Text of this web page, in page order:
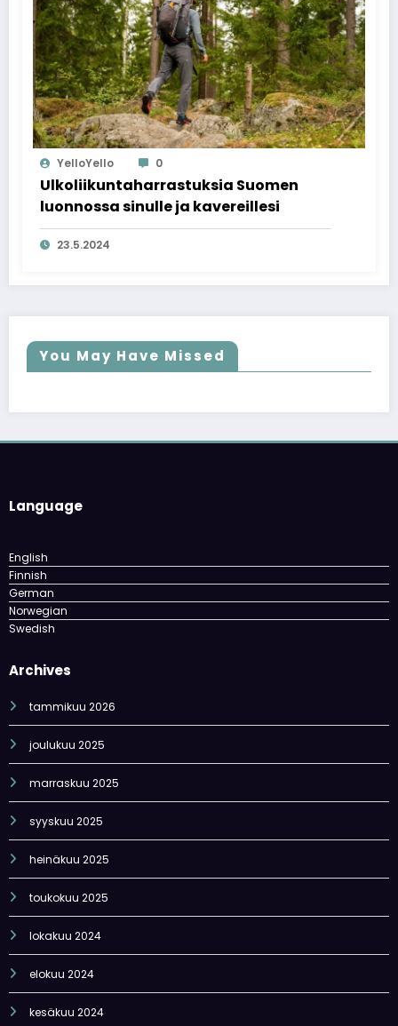
YelloYello 0
Ulkoliikuntaharrastuksia Suomen
luonnossa sinulle ja kavereillesi
23.5.2024
You May Have Missed
Language
English
Finnish
German
Norwegian
Swedish
Archives
tammikuu 2026
joulukuu 2025
marraskuu 2025
syyskuu 2025
heinäkuu 2025
toukokuu 2025
lokakuu 2024
elokuu 2024
kesäkuu 2024